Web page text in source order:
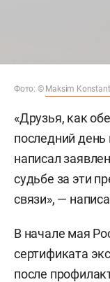
Фото: © Maksim
«Друзья, как
последний день
написал
судьбе за эти
связи», —
В начале мая
сертификата
после